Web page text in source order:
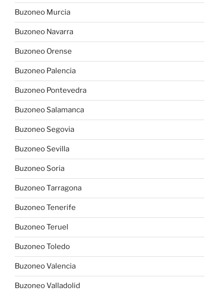
Buzoneo Murcia
Buzoneo Navarra
Buzoneo Orense
Buzoneo Palencia
Buzoneo Pontevedra
Buzoneo Salamanca
Buzoneo Segovia
Buzoneo Sevilla
Buzoneo Soria
Buzoneo Tarragona
Buzoneo Tenerife
Buzoneo Teruel
Buzoneo Toledo
Buzoneo Valencia
Buzoneo Valladolid